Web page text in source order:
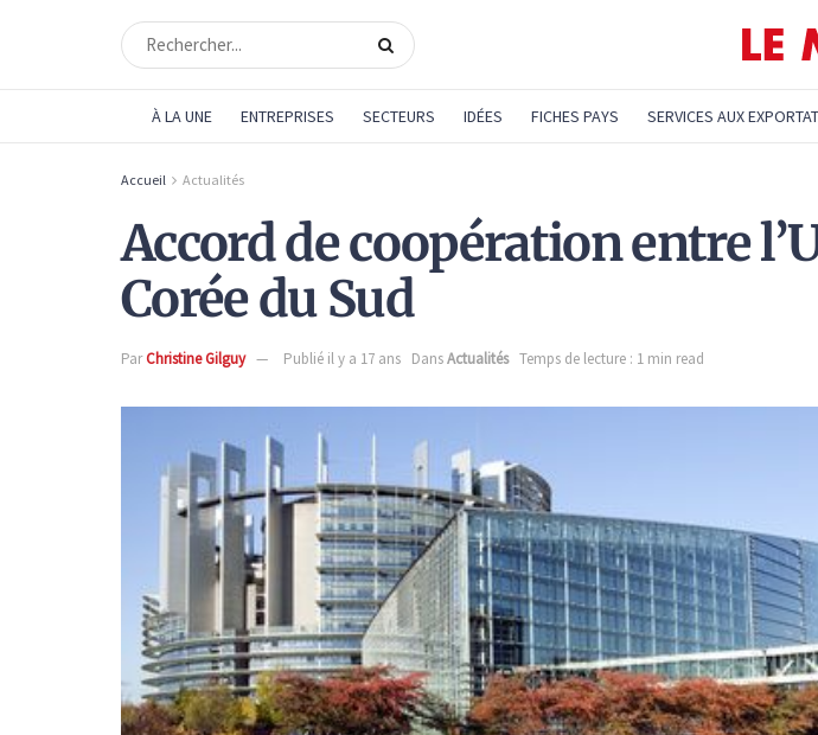
À LA UNE ENTREPRISES SECTEURS IDÉES FICHES PAYS SERVICES AUX
Accueil Actualités
Accord de coopération entre
Corée du Sud
ParChristine Gilguy Publié il y a 17 ans DansActualités Temps de lecture : 1 min read